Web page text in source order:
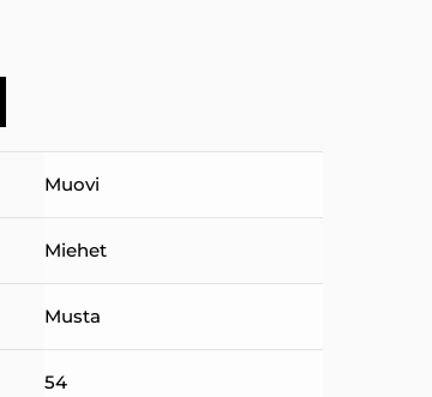
Muovi
Miehet
Musta
54